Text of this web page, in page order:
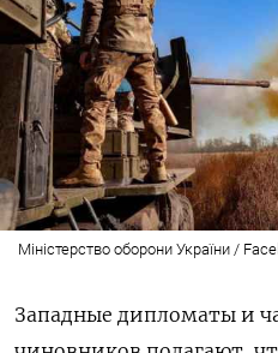
Міністерство оборони України /
Западные дипломаты и